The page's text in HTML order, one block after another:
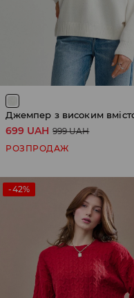
699 UAH 999 UAH
РОЗПРОДАЖ
-42%